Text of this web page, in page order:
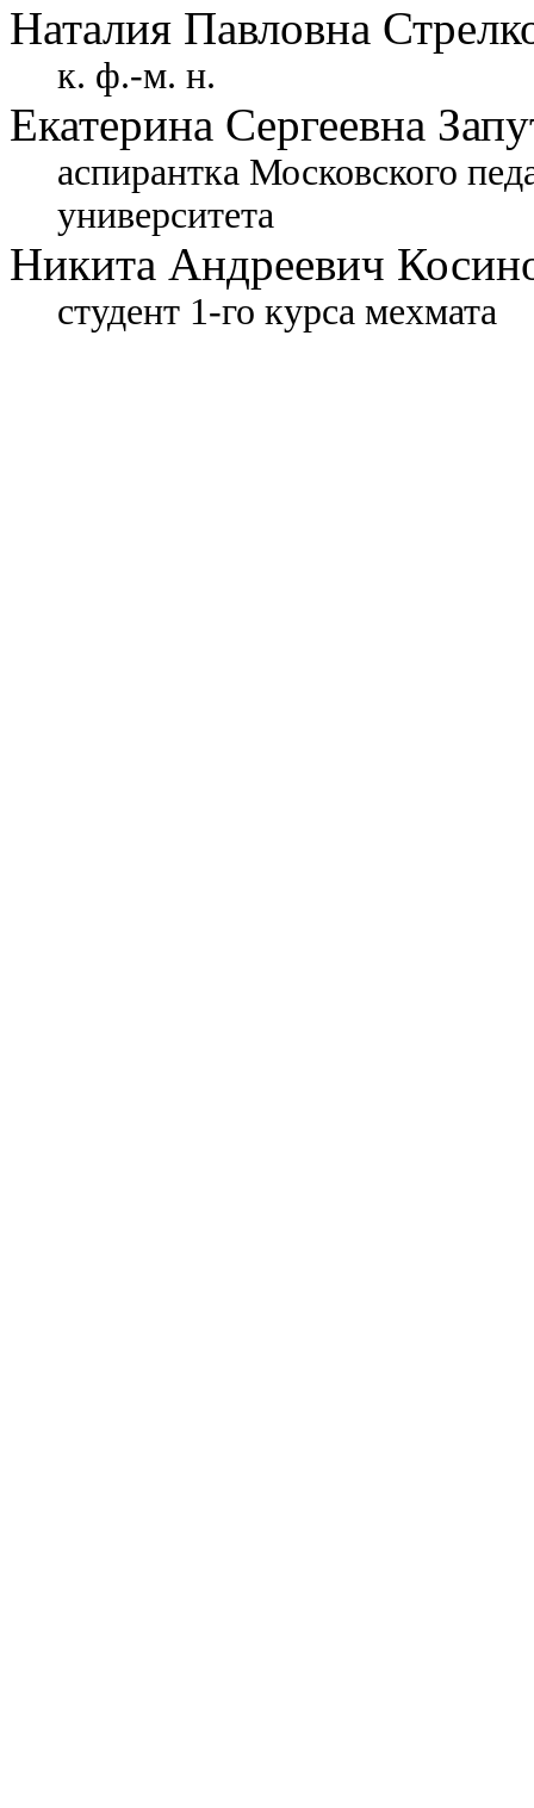
Наталия Павловна
к. ф.-м. н.
Екатерина Сергеевна
аспирантка Московского
университета
Никита Андреевич
студент 1-го курса мехмата